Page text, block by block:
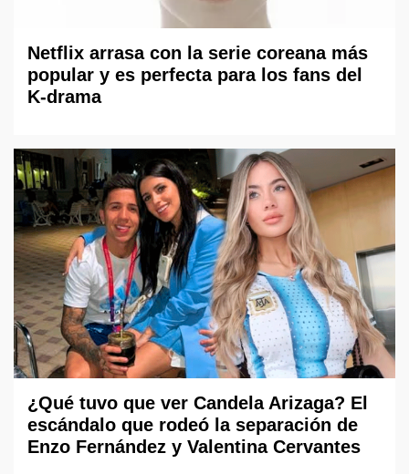
Netflix arrasa con la serie coreana más
popular y es perfecta para los fans del
K-drama
¿Qué tuvo que ver Candela Arizaga? El
escándalo que rodeó la separación de
Enzo Fernández y Valentina Cervantes